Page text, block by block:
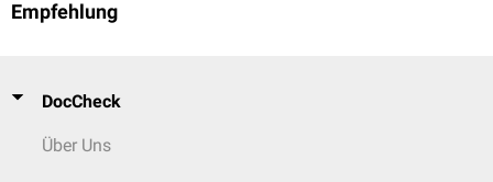
Empfehlung
DocCheck
Über Uns